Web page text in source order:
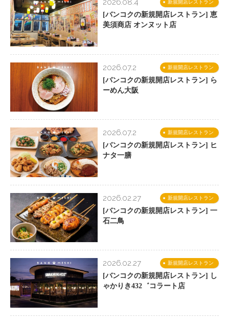
新規開店レストラン
2026.08.4
[バンコクの新規開店レストラン] 恵
美須商店 オンヌット店
新規開店レストラン
2026.07.2
[バンコクの新規開店レストラン] ら
ーめん大阪
新規開店レストラン
2026.07.2
[バンコクの新規開店レストラン] ヒ
ナタ一膳
新規開店レストラン
2026.02.27
[バンコクの新規開店レストラン] 一
石二鳥
新規開店レストラン
2026.02.27
[バンコクの新規開店レストラン] し
ゃかりき432゛コラート店